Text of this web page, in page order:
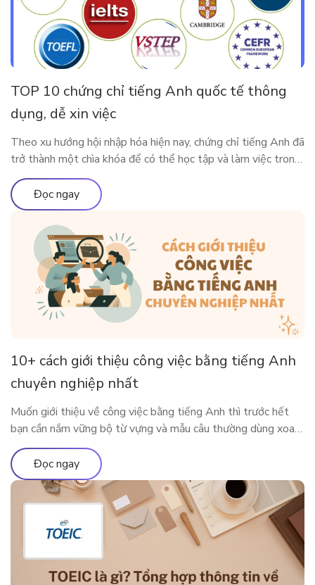
TOP 10 chứng chỉ tiếng Anh quốc tế thông
dụng, dễ xin việc
Theo xu hướng hội nhập hóa hiện nay, chứng chỉ tiếng Anh đã
trở thành một chìa khóa để có thể học tập và làm việc trong
môi trường quốc tế. Vậy có những chứng chỉ thông dụng nào
được Việt Nam và các nước lớn trên thế giới công nhận?
Cùng ELSA Premium tìm […]
Đọc ngay
10+ cách giới thiệu công việc bằng tiếng Anh
chuyên nghiệp nhất
Muốn giới thiệu về công việc bằng tiếng Anh thì trước hết
bạn cần nắm vững bộ từ vựng và mẫu câu thường dùng xoay
quanh công việc của mình. Bài viết dưới đây sẽ cung cấp cho
bạn những từ vựng, mẫu câu xoay quanh chủ đề công việc để
bạn có thể nói […]
Đọc ngay